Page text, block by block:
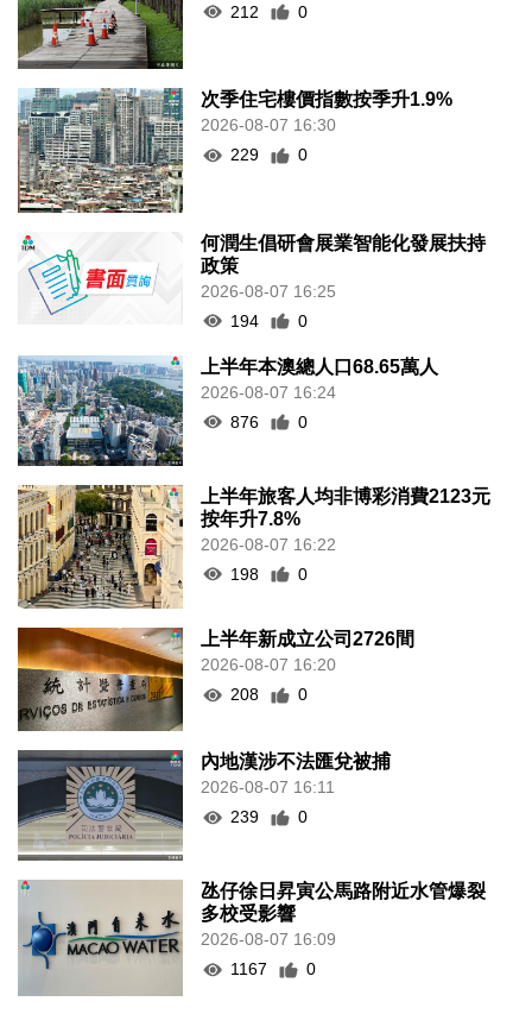
212
0
次季住宅樓價指數按季升1.9%
2026-08-07 16:30
229
0
何潤生倡研會展業智能化發展扶持
政策
2026-08-07 16:25
194
0
上半年本澳總人口68.65萬人
2026-08-07 16:24
876
0
上半年旅客人均非博彩消費2123元
按年升7.8%
2026-08-07 16:22
198
0
上半年新成立公司2726間
2026-08-07 16:20
208
0
內地漢涉不法匯兌被捕
2026-08-07 16:11
239
0
氹仔徐日昇寅公馬路附近水管爆裂
多校受影響
2026-08-07 16:09
1167
0